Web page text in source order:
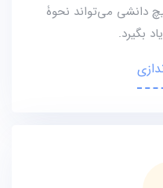
هیچ دانشی می‌تواند نحوۀ
بگیرد.